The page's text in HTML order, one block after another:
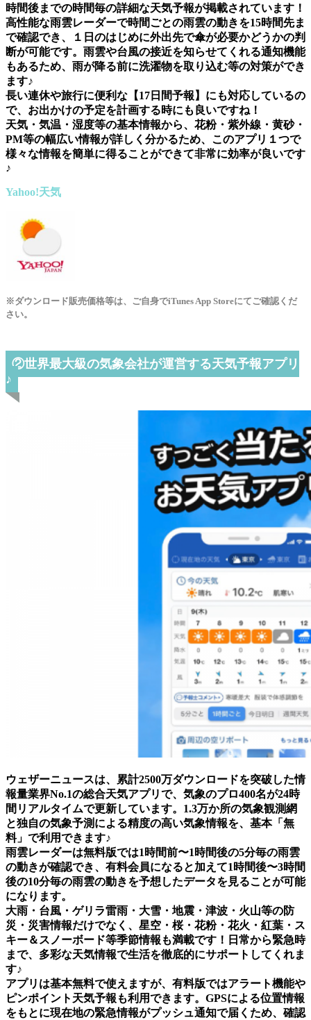
時間後までの時間毎の詳細な天気予報が掲載されています！
高性能な雨雲レーダーで時間ごとの雨雲の動きを15時間先ま
で確認でき、１日のはじめに外出先で傘が必要かどうかの判
断が可能です。雨雲や台風の接近を知らせてくれる通知機能
もあるため、雨が降る前に洗濯物を取り込む等の対策ができ
ます♪
長い連休や旅行に便利な【17日間予報】にも対応しているの
で、お出かけの予定を計画する時にも良いですね！
天気・気温・湿度等の基本情報から、花粉・紫外線・黄砂・
PM等の幅広い情報が詳しく分かるため、このアプリ１つで
様々な情報を簡単に得ることができて非常に効率が良いです
♪
Yahoo!天‪気‬
※ダウンロード販売価格等は、ご自身でiTunes App Storeにてご確認くだ
さい。
②世界最大級の気象会社が運営する天気予報アプリ
♪
ウェザーニュースは、累計2500万ダウンロードを突破した情
報量業界No.1の総合天気アプリで、気象のプロ400名が24時
間リアルタイムで更新しています。1.3万か所の気象観測網
と独自の気象予測による精度の高い気象情報を、基本「無
料」で利用できます♪
雨雲レーダーは無料版では1時間前〜1時間後の5分毎の雨雲
の動きが確認でき、有料会員になると加えて1時間後〜3時間
後の10分毎の雨雲の動きを予想したデータを見ることが可能
になります。
大雨・台風・ゲリラ雷雨・大雪・地震・津波・火山等の防
災・災害情報だけでなく、星空・桜・花粉・花火・紅葉・ス
キー＆スノーボード等季節情報も満載です！日常から緊急時
まで、多彩な天気情報で生活を徹底的にサポートしてくれま
す♪
アプリは基本無料で使えますが、有料版ではアラート機能や
ピンポイント天気予報も利用できます。GPSによる位置情報
をもとに現在地の緊急情報がプッシュ通知で届くため、確認